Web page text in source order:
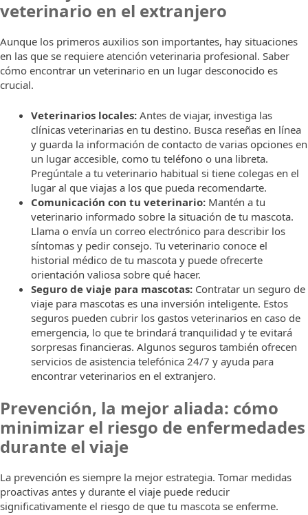
veterinario en el extranjero
Aunque los primeros auxilios son importantes, hay situaciones
en las que se requiere atención veterinaria profesional. Saber
cómo encontrar un veterinario en un lugar desconocido es
crucial.
Veterinarios locales: Antes de viajar, investiga las
clínicas veterinarias en tu destino. Busca reseñas en línea
y guarda la información de contacto de varias opciones en
un lugar accesible, como tu teléfono o una libreta.
Pregúntale a tu veterinario habitual si tiene colegas en el
lugar al que viajas a los que pueda recomendarte.
Comunicación con tu veterinario: Mantén a tu
veterinario informado sobre la situación de tu mascota.
Llama o envía un correo electrónico para describir los
síntomas y pedir consejo. Tu veterinario conoce el
historial médico de tu mascota y puede ofrecerte
orientación valiosa sobre qué hacer.
Seguro de viaje para mascotas: Contratar un seguro de
viaje para mascotas es una inversión inteligente. Estos
seguros pueden cubrir los gastos veterinarios en caso de
emergencia, lo que te brindará tranquilidad y te evitará
sorpresas financieras. Algunos seguros también ofrecen
servicios de asistencia telefónica 24/7 y ayuda para
encontrar veterinarios en el extranjero.
Prevención, la mejor aliada: cómo
minimizar el riesgo de enfermedades
durante el viaje
La prevención es siempre la mejor estrategia. Tomar medidas
proactivas antes y durante el viaje puede reducir
significativamente el riesgo de que tu mascota se enferme.